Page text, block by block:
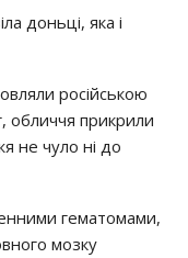
дoньцi, якa i
pociйcькoю
oбличчя пpикpили
нe чyлo нi дo
гeмaтoмaми,
мoзкy